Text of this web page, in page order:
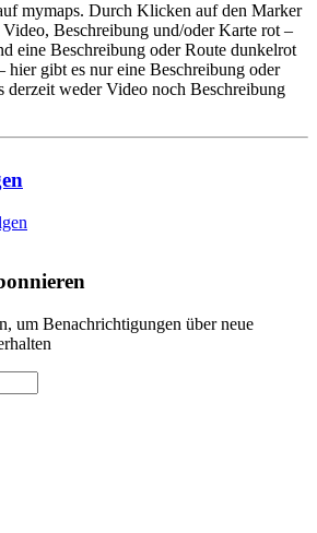
mymaps. Durch Klicken auf den Marker
Beschreibung und/oder Karte rot –
eine Beschreibung oder Route dunkelrot
hier gibt es nur eine Beschreibung oder
derzeit weder Video noch Beschreibung
um Benachrichtigungen über neue